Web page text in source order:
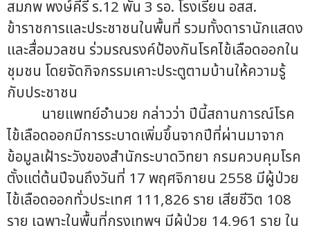
สมภพ พงษ์คีรี ร.12 พัน 3 รอ. โรงเรียน อสส.
ข้าราชการและประชาชนในพื้นที่ รวมทั้งดารานักแสดง
และสื่อมวลชน ร่วมรณรงค์ป้องกันโรคไข้เลือดออกใน
ชุมชน โดยจัดกิจกรรมเคาะประตูตามบ้านให้ความรู้
กับประชาชน
นายแพทย์อำนวย กล่าวว่า ปีนี้สถานการณ์โรค
ไข้เลือดออกมีการระบาดเพิ่มขึ้นจากปีที่ผ่านมาจาก
ข้อมูลเฝ้าระวังของสำนักระบาดวิทยา กรมควบคุมโรค
ตั้งแต่ต้นปีจนถึงวันที่ 17 พฤศจิกายน 2558 มีผู้ป่วย
ไข้เลือดออกทั่วประเทศ 111,826 ราย เสียชีวิต 108